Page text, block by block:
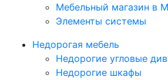
Мебельный магазин в
Элементы системы
Недорогая мебель
Недорогие угловые
Недорогие шкафы